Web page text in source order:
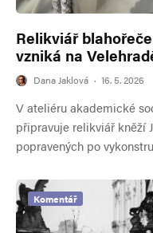
Relikviář
vzniká na
Dana Jaklová · 16. 5. 2026
V ateliéru akademické
připravuje relikviář kněží
popravených po
Komentář